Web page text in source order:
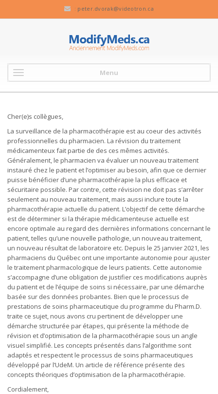
: peter.dvorak@videotron.ca
Menu
Cher(e)s collègues,
La surveillance de la pharmacothérapie est au coeur des activités
professionnelles du pharmacien. La révision du traitement
médicamenteux fait partie de des ces mêmes activités.
Généralement, le pharmacien va évaluer un nouveau traitement
instauré chez le patient et l’optimiser au besoin, afin que ce dernier
puisse bénéficier d’une pharmacothérapie la plus efficace et
sécuritaire possible. Par contre, cette révision ne doit pas s’arrêter
seulement au nouveau traitement, mais aussi inclure toute la
pharmacothérapie actuelle du patient. L’objectif de cette démarche
est de déterminer si la thérapie médicamenteuse actuelle est
encore optimale au regard des dernières informations concernant le
patient, telles qu’une nouvelle pathologie, un nouveau traitement,
un nouveau résultat de laboratoire etc. Depuis le 25 janvier 2021, les
pharmaciens du Québec ont une importante autonomie pour ajuster
le traitement pharmacologique de leurs patients. Cette autonomie
s’accompagne d’une obligation de justifier ces modifications auprès
du patient et de l’équipe de soins si nécessaire, par une démarche
basée sur des données probantes. Bien que le processus de
prestations de soins pharmaceutique du programme du Pharm.D.
traite ce sujet, nous avons cru pertinent de développer une
démarche structurée par étapes, qui présente la méthode de
révision et d’optimisation de la pharmacothérapie sous un angle
visuel simplifié. Les concepts présentés dans l’algorithme sont
adaptés et respectent le processus de soins pharmaceutiques
développé par l’UdeM. Un article de référence présente des
concepts théoriques d’optimisation de la pharmacothérapie.
Cordialement,